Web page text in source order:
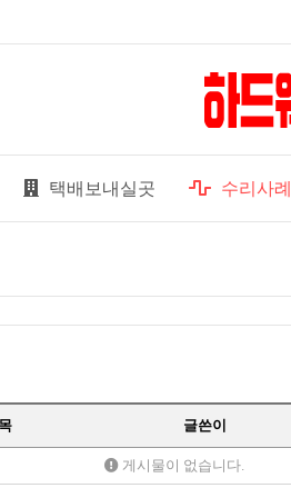
택배보내실곳 수리사례
글쓴이
게시물이 없습니다.